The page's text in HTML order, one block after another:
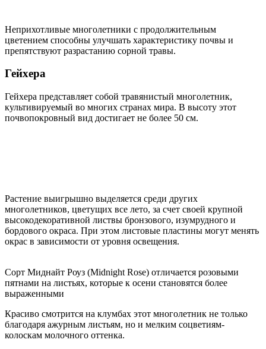
Неприхотливые многолетники с продолжительным
цветением способны улучшать характеристику почвы и
препятствуют разрастанию сорной травы.
Гейхера
Гейхера представляет собой травянистый многолетник,
культивируемый во многих странах мира. В высоту этот
почвопокровный вид достигает не более 50 см.
Растение выигрышно выделяется среди других
многолетников, цветущих все лето, за счет своей крупной
высокодекоративной листвы бронзового, изумрудного и
бордового окраса. При этом листовые пластины могут менять
окрас в зависимости от уровня освещения.
Сорт Миднайт Роуз (Midnight Rose) отличается розовыми
пятнами на листьях, которые к осени становятся более
выраженными
Красиво смотрится на клумбах этот многолетник не только
благодаря ажурным листьям, но и мелким соцветиям-
колоскам молочного оттенка.